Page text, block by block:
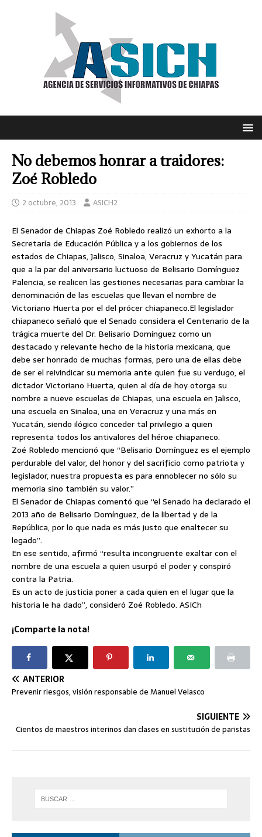
No debemos honrar a traidores:
Zoé Robledo
2 octubre, 2013 ASICH2
El Senador de Chiapas Zoé Robledo realizó un exhorto a la
Secretaría de Educación Pública y a los gobiernos de los
estados de Chiapas, Jalisco, Sinaloa, Veracruz y Yucatán para
que a la par del aniversario luctuoso de Belisario Domínguez
Palencia, se realicen las gestiones necesarias para cambiar la
denominación de las escuelas que llevan el nombre de
Victoriano Huerta por el del prócer chiapaneco.El legislador
chiapaneco señaló que el Senado considera el Centenario de la
trágica muerte del Dr. Belisario Domínguez como un
destacado y relevante hecho de la historia mexicana, que
debe ser honrado de muchas formas, pero una de ellas debe
de ser el reivindicar su memoria ante quien fue su verdugo, el
dictador Victoriano Huerta, quien al día de hoy otorga su
nombre a nueve escuelas de Chiapas, una escuela en Jalisco,
una escuela en Sinaloa, una en Veracruz y una más en
Yucatán, siendo ilógico conceder tal privilegio a quien
representa todos los antivalores del héroe chiapaneco.
Zoé Robledo mencionó que “Belisario Domínguez es el ejemplo
perdurable del valor, del honor y del sacrificio como patriota y
legislador, nuestra propuesta es para ennoblecer no sólo su
memoria sino también su valor.”
El Senador de Chiapas comentó que “el Senado ha declarado el
2013 año de Belisario Domínguez, de la libertad y de la
República, por lo que nada es más justo que enaltecer su
legado”.
En ese sentido, afirmó “resulta incongruente exaltar con el
nombre de una escuela a quien usurpó el poder y conspiró
contra la Patria.
Es un acto de justicia poner a cada quien en el lugar que la
historia le ha dado”, consideró Zoé Robledo. ASICh
¡Comparte la nota!
ANTERIOR
Prevenir riesgos, visión responsable de Manuel Velasco
SIGUIENTE
Cientos de maestros interinos dan clases en sustitución de paristas